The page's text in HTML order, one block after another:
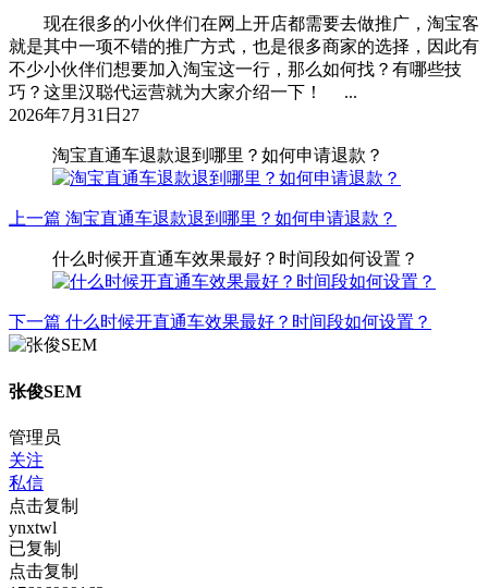
现在很多的小伙伴们在网上开店都需要去做推广，淘宝客
就是其中一项不错的推广方式，也是很多商家的选择，因此有
不少小伙伴们想要加入淘宝这一行，那么如何找？有哪些技
巧？这里汉聪代运营就为大家介绍一下！ ...
2026年7月31日 27
淘宝直通车退款退到哪里？如何申请退款？
上一篇 淘宝直通车退款退到哪里？如何申请退款？
什么时候开直通车效果最好？时间段如何设置？
下一篇 什么时候开直通车效果最好？时间段如何设置？
张俊SEM
管理员
关注
私信
点击复制
ynxtwl
已复制
点击复制